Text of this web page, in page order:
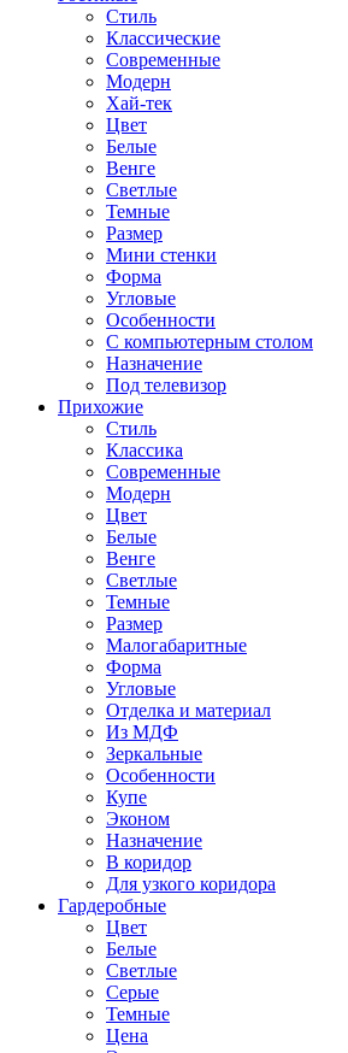
Стиль
Классические
Современные
Модерн
Хай-тек
Цвет
Белые
Венге
Светлые
Темные
Размер
Мини стенки
Форма
Угловые
Особенности
С компьютерным столом
Назначение
Под телевизор
Прихожие
Стиль
Классика
Современные
Модерн
Цвет
Белые
Венге
Светлые
Темные
Размер
Малогабаритные
Форма
Угловые
Отделка и материал
Из МДФ
Зеркальные
Особенности
Купе
Эконом
Назначение
В коридор
Для узкого коридора
Гардеробные
Цвет
Белые
Светлые
Серые
Темные
Цена